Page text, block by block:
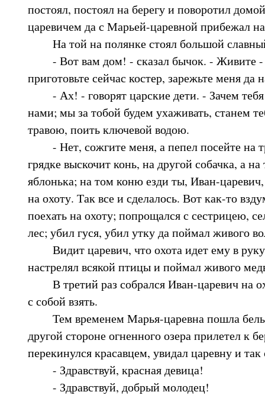
постоял, постоял на берегу и поворотил
царевичем да с Марьей-царевной прибежал
На той на полянке стоял большой
- Вот вам дом! - сказал бычок. - Живите -
приготовьте сейчас костер, зарежьте меня да
- Ах! - говорят царские дети. - Зачем тебя
нами; мы за тобой будем ухаживать, станем
травою, поить ключевой водою.
- Нет, сожгите меня, а пепел посейте на
грядке выскочит конь, на другой собачка, а на
яблонька; на том коню езди ты, Иван-
на охоту. Так все и сделалось. Вот как-то
поехать на охоту; попрощался с сестрицею,
лес; убил гуся, убил утку да поймал живого
Видит царевич, что охота идет ему в
настрелял всякой птицы и поймал живого
В третий раз собрался Иван-царевич на
с собой взять.
Тем временем Марья-царевна пошла
другой стороне огненного озера прилетел к
перекинулся красавцем, увидал царевну и так
- Здравствуй, красная девица!
- Здравствуй, добрый молодец!